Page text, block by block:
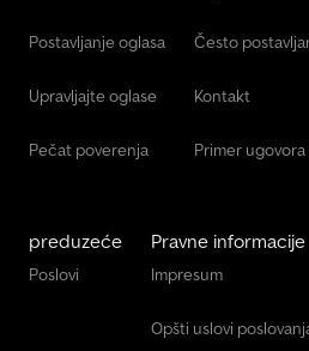
Postavljanje oglasa
Upravljajte oglase
Pečat poverenja
Često
Kontakt
Primer
preduzeće
Poslovi
Pravne informacije
Impresum
Opšti uslovi